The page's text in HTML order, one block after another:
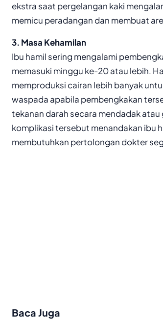
ekstra saat pergelangan kaki
memicu peradangan dan membuat
3. Masa Kehamilan
Ibu hamil sering mengalami
memasuki minggu ke-20 atau lebih.
memproduksi cairan lebih banyak
waspada apabila pembengkakan
tekanan darah secara mendadak
komplikasi tersebut menandakan ibu
membutuhkan pertolongan dokter
Baca Juga